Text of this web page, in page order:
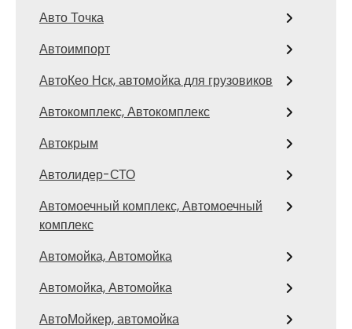
Авто Точка
Автоимпорт
АвтоКео Нск, автомойка для грузовиков
Автокомплекс, Автокомплекс
Автокрым
Автолидер-СТО
Автомоечный комплекс, Автомоечный
комплекс
Автомойка, Автомойка
Автомойка, Автомойка
АвтоМойкер, автомойка